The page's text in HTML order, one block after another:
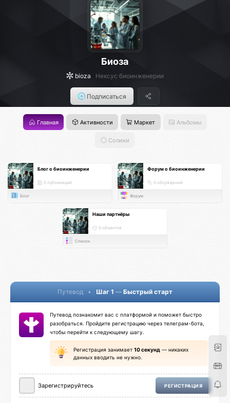
Биоза
bioza Нексус биоинженерии
Подписаться
Главная Активности Маркет Альбомы
Солики
Блог о биоинженерии
0 публикаций
Блог
Форум о биоинженерии
0 обсуждений
Форум
Наши партнёры
0 объектов
Список
Путевод • Шаг 1 — Быстрый старт
Путевод познакомит вас с платформой и поможет быстро
разобраться. Пройдите регистрацию через телеграм-бота,
чтобы перейти к следующему шагу.
Регистрация занимает 10 секунд — никаких
данных вводить не нужно.
Зарегистрируйтесь РЕГИСТРАЦИЯ